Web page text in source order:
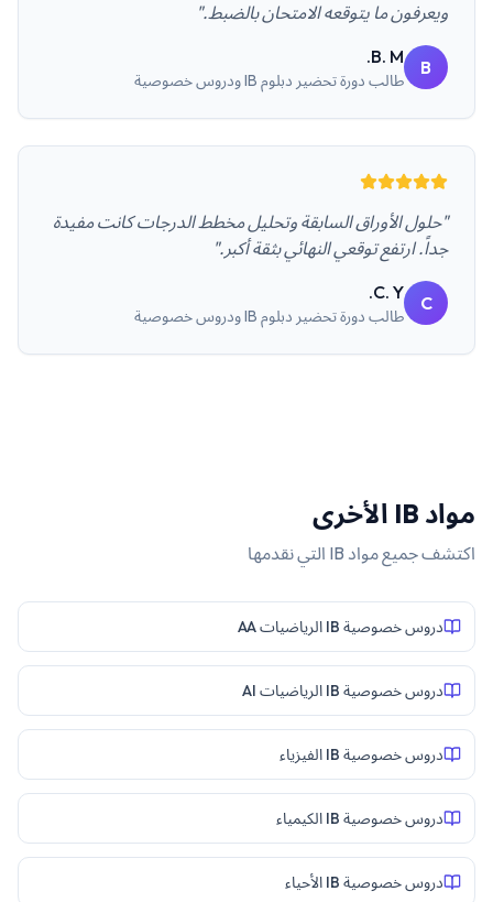
ويعرفون ما يتوقعه الامتحان بالضبط."
B
B. M.
طالب دورة تحضير دبلوم IB ودروس خصوصية
"حلول الأوراق السابقة وتحليل مخطط الدرجات كانت مفيدة
جداً. ارتفع توقعي النهائي بثقة أكبر."
C
C. Y.
طالب دورة تحضير دبلوم IB ودروس خصوصية
مواد IB الأخرى
اكتشف جميع مواد IB التي نقدمها
دروس خصوصية IB الرياضيات AA
دروس خصوصية IB الرياضيات AI
دروس خصوصية IB الفيزياء
دروس خصوصية IB الكيمياء
دروس خصوصية IB الأحياء